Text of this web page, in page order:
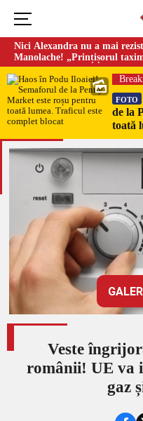
Nici Alexandra nu a mai
Manolache! „Prințișorul
doi ani de căsnicie
FOTO
de la
toată
Veste
românii! UE va
gaz